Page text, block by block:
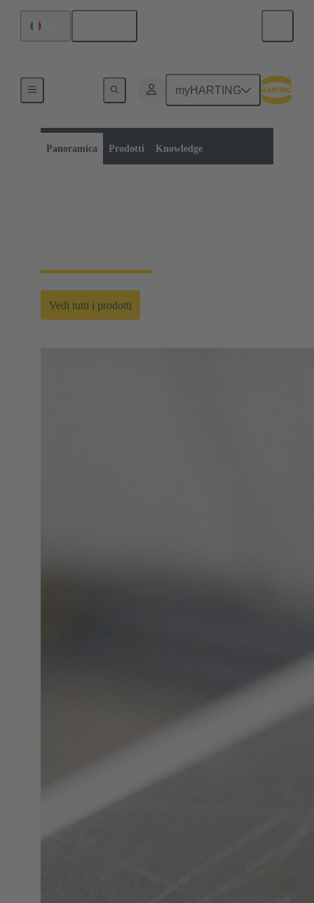
myHARTING
Panoramica Prodotti Knowledge
Connettori da PCB
Vedi tutti i prodotti